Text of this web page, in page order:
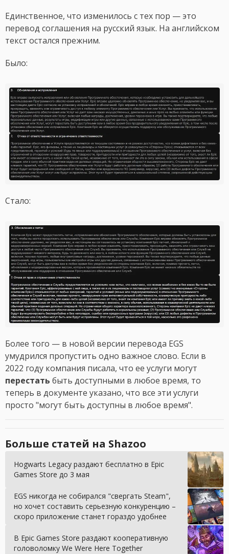
Единственное, что изменилось с тех пор — это
перевод соглашения на русский язык. На английском
текст остался прежним.
Было:
Стало:
Более того — в новой версии перевода EGS
умудрился пропустить одно важное слово. Если в
2022 году компания писала, что ее услуги могут
перестать быть доступными в любое время, то
теперь в документе указано, что все эти услуги
просто "могут быть доступны в любое время".
Больше статей на Shazoo
Hogwarts Legacy раздают бесплатно в Epic
Games Store до 3 мая
EGS никогда не собирался "свергать Steam",
но хочет составить серьезную конкуренцию –
скоро приложение станет гораздо удобнее
В Epic Games Store раздают кооперативную
головоломку We Were Here Together